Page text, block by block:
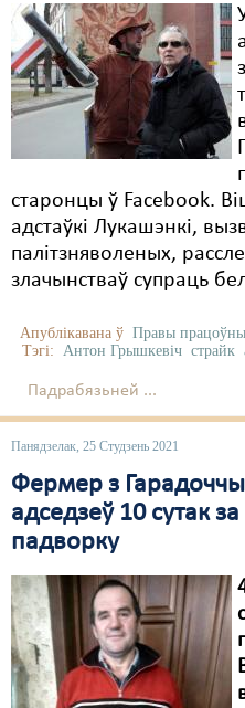
старонцы ў Facebook.
адстаўкі Лукашэнкі,
палітзняволеных,
злачынстваў супраць
Апублікавана ў Правы
Тэгі: Антон Грышкевіч страйк
Падрабязьней ...
Панядзелак, 25 Студзень 2021
Фермер з
адседзеў 10 сутак
падворку